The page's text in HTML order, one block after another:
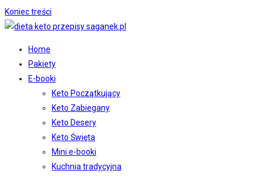
Koniec treści
Home
Pakiety
E-booki
Keto Początkujący
Keto Zabiegany
Keto Desery
Keto Święta
Mini e-booki
Kuchnia tradycyjna